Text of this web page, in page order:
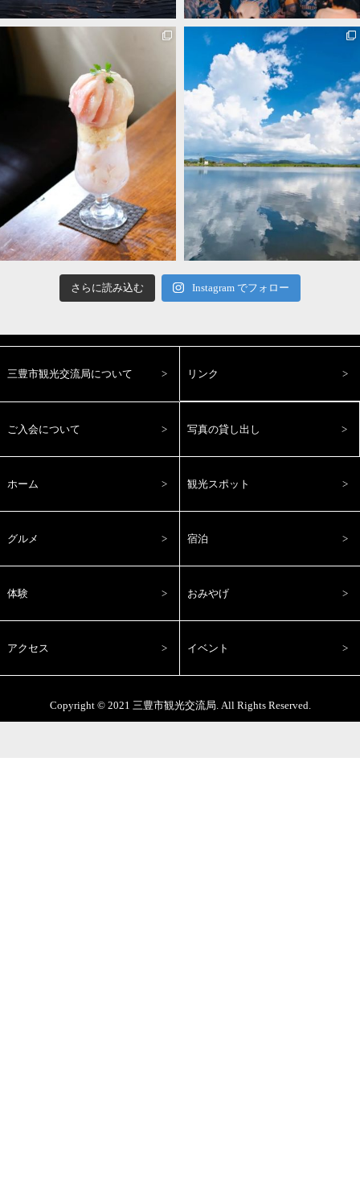
さらに読み込む Instagram でフォロー
三豊市観光交流局について リンク
ご入会について 写真の貸し出し
ホーム 観光スポット
グルメ 宿泊
体験 おみやげ
アクセス イベント
Copyright © 2021 三豊市観光交流局. All Rights Reserved.